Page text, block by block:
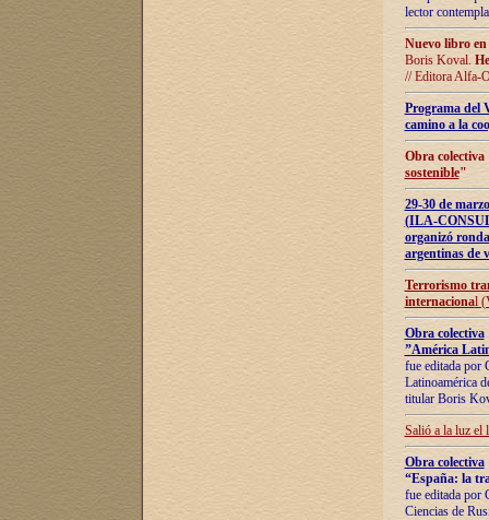
lector
Nuevo libro
Boris Koval.
// Editora Alfa-
Programa del
camino a la
Obra
sostenible"
29-30 de
(ILA-
organizó
argentinas de
Terrorismo
internacional
Obra colectiva
”América
fue editada por
Latinoamérica
titular Boris
Salió a la luz el
Obra colectiva
“España: la
fue editada por
Ciencias de